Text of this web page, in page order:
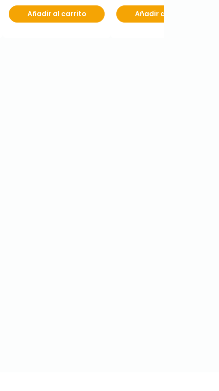
Añadir al carrito Añadir al carrito